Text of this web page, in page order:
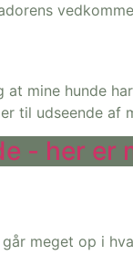
mine hunde
til udseende af
- her er
meget op i